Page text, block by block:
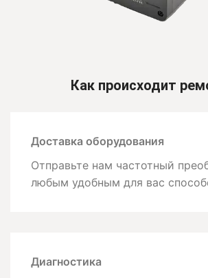
Как происходит
Доставка оборудования
Отправьте нам частотный
любым удобным для вас
Диагностика